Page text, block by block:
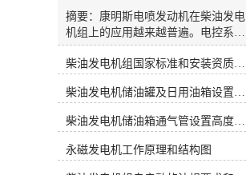
摘要：康明斯电喷发动机在柴油发电
机组上的应用越来越普遍。电控系统
在提高柴油发电机组性能的同时，也
使发动机的故障诊断变得复杂起来。
码，大多数都能判明故障可能发生的
原因和部位。然而，在对发电机组维
修时，若仅仅靠故障代码寻找故障，
往往会出现判断上的失误。因此，在
对电控发电机组进行维修时应综合分
柴油发电机组国家标准和安装资质要求
柴油发电机储油罐及日用油箱设置要求
柴油发电机储油箱通气管设置高度和做法
永磁发电机工作原理和结构图